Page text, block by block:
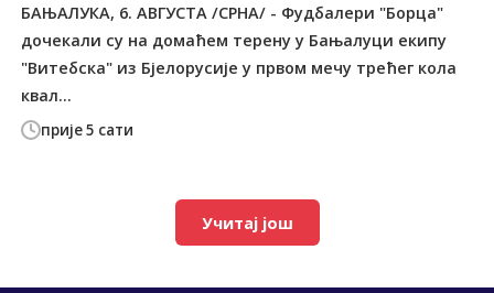
прије 5 сати
БАЊАЛУКА, 6. АВГУСТА /СРНА/ - Фудбалери "Борца"
дочекали су на домаћем терену у Бањалуци екипу
"Витебска" из Бјелорусије у првом мечу трећег кола
квал...
Учитај још